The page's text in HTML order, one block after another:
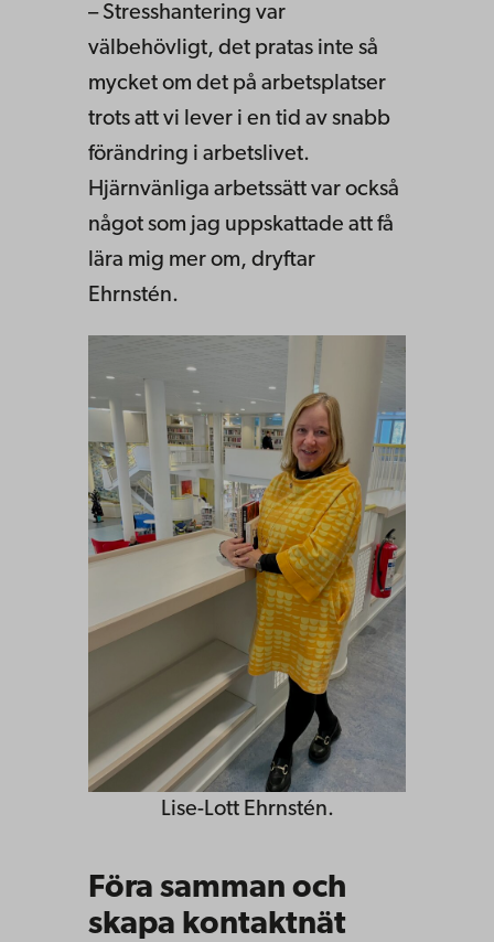
– Stresshantering var
välbehövligt, det pratas inte så
mycket om det på arbetsplatser
trots att vi lever i en tid av snabb
förändring i arbetslivet.
Hjärnvänliga arbetssätt var också
något som jag uppskattade att få
lära mig mer om, dryftar
Ehrnstén.
Lise-Lott Ehrnstén.
Föra samman och
skapa kontaktnät